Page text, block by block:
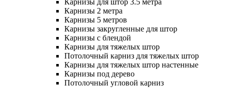
Карнизы для штор 3.5 метра
Карнизы 2 метра
Карнизы 5 метров
Карнизы закругленные для штор
Карнизы с блендой
Карнизы для тяжелых штор
Потолочный карниз для тяжелых штор
Карнизы для тяжелых штор настенные
Карнизы под дерево
Потолочный угловой карниз